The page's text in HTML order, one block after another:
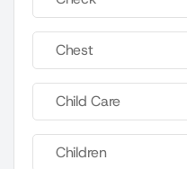
Chest
Child Care
Children